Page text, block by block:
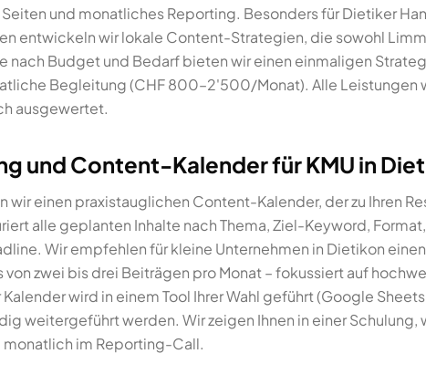
und monatliches Reporting. Besonders für Dietiker
entwickeln wir lokale Content-Strategien, die sowohl
nach Budget und Bedarf bieten wir einen einmaligen
Begleitung (CHF 800–2'500/Monat). Alle Leistungen
ausgewertet.
und Content-Kalender für KMU in
wir einen praxistauglichen Content-Kalender, der zu Ihren
alle geplanten Inhalte nach Thema, Ziel-Keyword,
Wir empfehlen für kleine Unternehmen in Dietikon einen
zwei bis drei Beiträgen pro Monat – fokussiert auf
wird in einem Tool Ihrer Wahl geführt (Google
weitergeführt werden. Wir zeigen Ihnen in einer Schulung,
im Reporting-Call.